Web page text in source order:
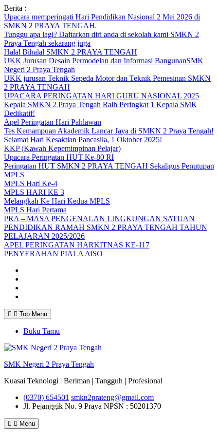
Skip
to
content
Berita :
Upacara memperingati Hari Pendidikan Nasional 2 Mei 2026 di
SMKN 2 PRAYA TENGAH.
Tunggu apa lagi? Daftarkan diri anda di sekolah kami SMKN 2
Praya Tengah sekarang juga
Halal Bihalal SMKN 2 PRAYA TENGAH
UKK Jurusan Desain Permodelan dan Informasi BangunanSMK
Negeri 2 Praya Tengah
UKK jurusan Teknik Sepeda Motor dan Teknik Pemesinan SMKN
2 PRAYA TENGAH
UPACARA PERINGATAN HARI GURU NASIONAL 2025
Kepala SMKN 2 Praya Tengah Raih Peringkat 1 Kepala SMK
Dedikatif!
Apel Peringatan Hari Pahlawan
Tes Kemampuan Akademik Lancar Jaya di SMKN 2 Praya Tengah!
Selamat Hari Kesaktian Pancasila, 1 Oktober 2025!
KKP (Kawah Kepemimpinan Pelajar)
Upacara Peringatan HUT Ke-80 RI
Peringatan HUT SMKN 2 PRAYA TENGAH Sekaligus Penutupan
MPLS
MPLS Hari Ke-4
MPLS HARI KE 3
Melangkah Ke Hari Kedua MPLS
MPLS Hari Pertama
PRA – MASA PENGENALAN LINGKUNGAN SATUAN
PENDIDIKAN RAMAH SMKN 2 PRAYA TENGAH TAHUN
PELAJARAN 2025/2026
APEL PERINGATAN HARKITNAS KE-117
PENYERAHAN PIALA AiSO
Top Menu
Buku Tamu
SMK Negeri 2 Praya Tengah
Kuasai Teknologi | Beriman | Tangguh | Profesional
(0370) 654501 smkn2prateng@gmail.com
Jl. Pejanggik No. 9 Praya NPSN : 50201370
Menu